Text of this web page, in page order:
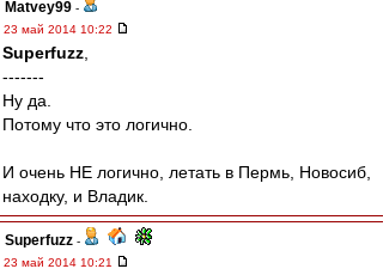
Matvey99 -
23 май 2014 10:22
Superfuzz
-------
Ну да.
Потому что это логично.
И очень НЕ логично, летать в Пермь, Новосиб,
находку, и Владик.
Superfuzz -
23 май 2014 10:21